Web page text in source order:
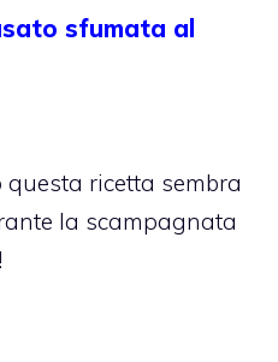
sfumata al
ricetta sembra
la scampagnata